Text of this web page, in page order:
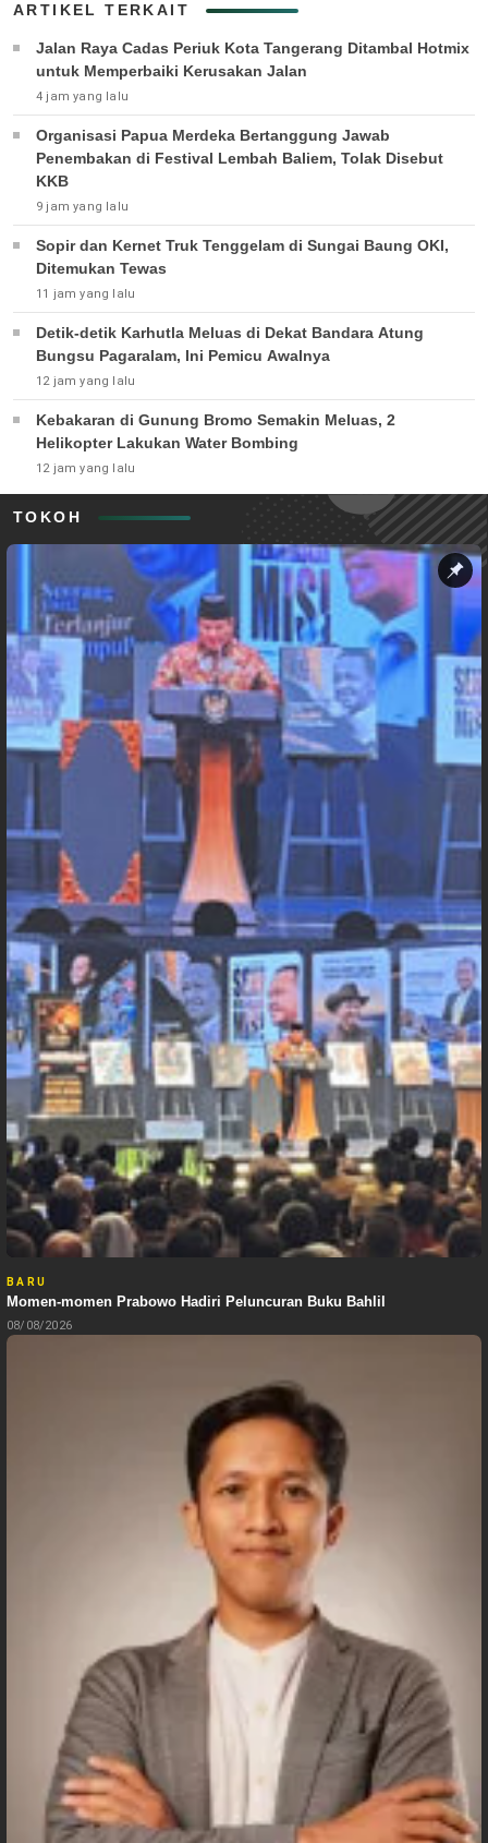
ARTIKEL TERKAIT
Jalan Raya Cadas Periuk Kota Tangerang Ditambal Hotmix
untuk Memperbaiki Kerusakan Jalan
4 jam yang lalu
Organisasi Papua Merdeka Bertanggung Jawab
Penembakan di Festival Lembah Baliem, Tolak Disebut
KKB
9 jam yang lalu
Sopir dan Kernet Truk Tenggelam di Sungai Baung OKI,
Ditemukan Tewas
11 jam yang lalu
Detik-detik Karhutla Meluas di Dekat Bandara Atung
Bungsu Pagaralam, Ini Pemicu Awalnya
12 jam yang lalu
Kebakaran di Gunung Bromo Semakin Meluas, 2
Helikopter Lakukan Water Bombing
12 jam yang lalu
TOKOH
BARU
Momen-momen Prabowo Hadiri Peluncuran Buku Bahlil
08/08/2026